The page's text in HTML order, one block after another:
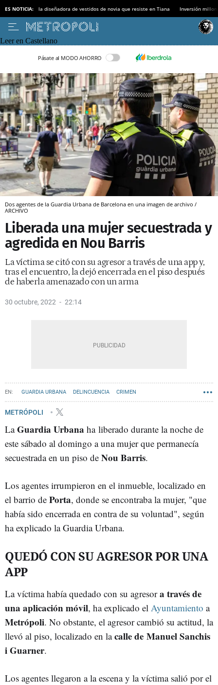
ES NOTICIA: la diseñadora de vestidos de novia que resiste en Tiana Inversión
Leer en Castellano
Pásate al MODO AHORRO
Dos agentes de la Guardia Urbana de Barcelona en una imagen de archivo /
ARCHIVO
Liberada una mujer secuestrada y
agredida en Nou Barris
La víctima se citó con su agresor a través de una app y,
tras el encuentro, la dejó encerrada en el piso después
de haberla amenazado con un arma
30 octubre, 2022 22:14
GUARDIA URBANA DELINCUENCIA CRIMEN
AGRESIONES SEXUALES BARCELONA
METRÓPOLI
LaGuardia Urbana ha liberado durante la noche de
este sábado al domingo a una mujer que permanecía
secuestrada en un piso de Nou Barris.
Los agentes irrumpieron en el inmueble, localizado en
el barrio de Porta, donde se encontraba la mujer, "que
había sido encerrada en contra de su voluntad", según
ha explicado la Guardia Urbana.
QUEDÓ CON SU AGRESOR POR UNA
APP
La víctima había quedado con su agresora través de
una aplicación móvil, ha explicado el Ayuntamiento a
Metrópoli. No obstante, el agresor cambió su actitud, la
llevó al piso, localizado en lacalle de Manuel Sanchis
i Guarner.
Los agentes llegaron a la escena y la víctima salió por el